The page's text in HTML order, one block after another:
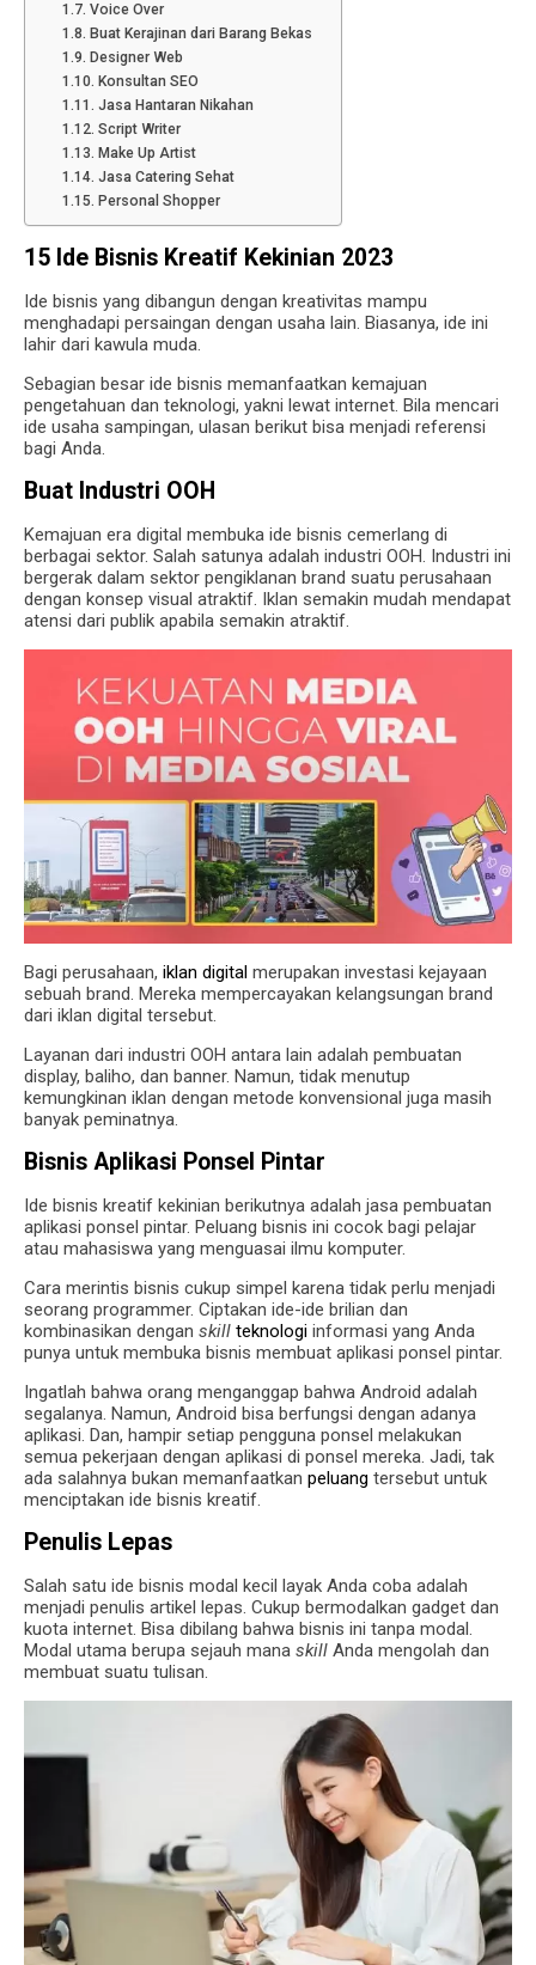
Voice Over
Buat Kerajinan dari Barang Bekas
Designer Web
Konsultan SEO
Jasa Hantaran Nikahan
Script Writer
Make Up Artist
Jasa Catering Sehat
Personal Shopper
15 Ide Bisnis Kreatif Kekinian 2023
Ide bisnis yang dibangun dengan kreativitas mampu
menghadapi persaingan dengan usaha lain. Biasanya, ide ini
lahir dari kawula muda.
Sebagian besar ide bisnis memanfaatkan kemajuan
pengetahuan dan teknologi, yakni lewat internet. Bila mencari
ide usaha sampingan, ulasan berikut bisa menjadi referensi
bagi Anda.
Buat Industri OOH
Kemajuan era digital membuka ide bisnis cemerlang di
berbagai sektor. Salah satunya adalah industri OOH. Industri ini
bergerak dalam sektor pengiklanan brand suatu perusahaan
dengan konsep visual atraktif. Iklan semakin mudah mendapat
atensi dari publik apabila semakin atraktif.
Bagi perusahaan, iklan digital merupakan investasi kejayaan
sebuah brand. Mereka mempercayakan kelangsungan brand
dari iklan digital tersebut.
Layanan dari industri OOH antara lain adalah pembuatan
display, baliho, dan banner. Namun, tidak menutup
kemungkinan iklan dengan metode konvensional juga masih
banyak peminatnya.
Bisnis Aplikasi Ponsel Pintar
Ide bisnis kreatif kekinian berikutnya adalah jasa pembuatan
aplikasi ponsel pintar. Peluang bisnis ini cocok bagi pelajar
atau mahasiswa yang menguasai ilmu komputer.
Cara merintis bisnis cukup simpel karena tidak perlu menjadi
seorang programmer. Ciptakan ide-ide brilian dan
kombinasikan dengan skill teknologi informasi yang Anda
punya untuk membuka bisnis membuat aplikasi ponsel pintar.
Ingatlah bahwa orang menganggap bahwa Android adalah
segalanya. Namun, Android bisa berfungsi dengan adanya
aplikasi. Dan, hampir setiap pengguna ponsel melakukan
semua pekerjaan dengan aplikasi di ponsel mereka. Jadi, tak
ada salahnya bukan memanfaatkan peluang tersebut untuk
menciptakan ide bisnis kreatif.
Penulis Lepas
Salah satu ide bisnis modal kecil layak Anda coba adalah
menjadi penulis artikel lepas. Cukup bermodalkan gadget dan
kuota internet. Bisa dibilang bahwa bisnis ini tanpa modal.
Modal utama berupa sejauh mana skill Anda mengolah dan
membuat suatu tulisan.